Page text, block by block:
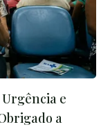
e
a